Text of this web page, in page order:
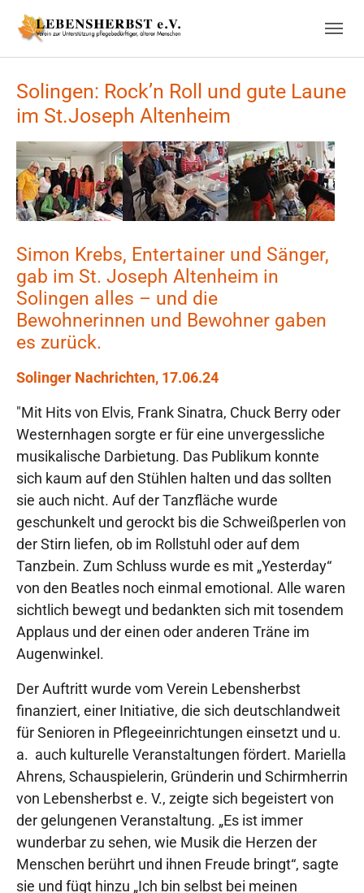
Skip to main navigation
Skip to main content
Skip to page footer
Solingen: Rock’n Roll und gute Laune
im St.Joseph Altenheim
Show larger versionShow larger versionShow larger version
Simon Krebs, Entertainer und Sänger,
gab im St. Joseph Altenheim in
Solingen alles – und die
Bewohnerinnen und Bewohner gaben
es zurück.
Solinger Nachrichten, 17.06.24
"Mit Hits von Elvis, Frank Sinatra, Chuck Berry oder
Westernhagen sorgte er für eine unvergessliche
musikalische Darbietung. Das Publikum konnte
sich kaum auf den Stühlen halten und das sollten
sie auch nicht. Auf der Tanzfläche wurde
geschunkelt und gerockt bis die Schweißperlen von
der Stirn liefen, ob im Rollstuhl oder auf dem
Tanzbein. Zum Schluss wurde es mit „Yesterday“
von den Beatles noch einmal emotional. Alle waren
sichtlich bewegt und bedankten sich mit tosendem
Applaus und der einen oder anderen Träne im
Augenwinkel.
Der Auftritt wurde vom Verein Lebensherbst
finanziert, einer Initiative, die sich deutschlandweit
für Senioren in Pflegeeinrichtungen einsetzt und u.
a. auch kulturelle Veranstaltungen fördert. Mariella
Ahrens, Schauspielerin, Gründerin und Schirmherrin
von Lebensherbst e. V., zeigte sich begeistert von
der gelungenen Veranstaltung. „Es ist immer
wunderbar zu sehen, wie Musik die Herzen der
Menschen berührt und ihnen Freude bringt“, sagte
sie und fügt hinzu „Ich bin selbst bei meinen